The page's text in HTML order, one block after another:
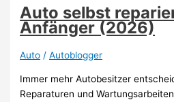
du
einen
gesunden
Akku
2026
Auto selbst
Anfänger (2026)
Auto /Autoblogger
Immer mehr Autobesitzer
Reparaturen und